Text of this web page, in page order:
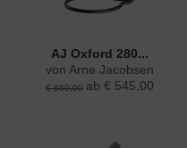
AJ Oxford 280...
von Arne Jacobsen
€ 650,00 ab € 545,00